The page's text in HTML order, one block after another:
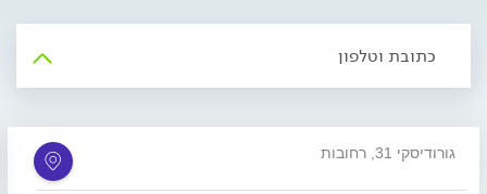
כתובת וטלפון
גורודיסקי 31, רחובות